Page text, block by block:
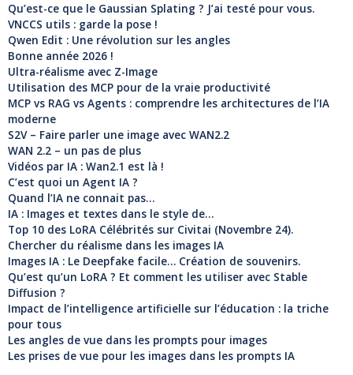
Qu’est-ce que le Gaussian Splating ? J’ai testé pour vous.
VNCCS utils : garde la pose !
Qwen Edit : Une révolution sur les angles
Bonne année 2026 !
Ultra-réalisme avec Z-Image
Utilisation des MCP pour de la vraie productivité
MCP vs RAG vs Agents : comprendre les architectures de l’IA
moderne
S2V – Faire parler une image avec WAN2.2
WAN 2.2 – un pas de plus
Vidéos par IA : Wan2.1 est là !
C’est quoi un Agent IA ?
Quand l’IA ne connait pas…
IA : Images et textes dans le style de…
Top 10 des LoRA Célébrités sur Civitai (Novembre 24).
Chercher du réalisme dans les images IA
Images IA : Le Deepfake facile… Création de souvenirs.
Qu’est qu’un LoRA ? Et comment les utiliser avec Stable
Diffusion ?
Impact de l’intelligence artificielle sur l’éducation : la triche
pour tous
Les angles de vue dans les prompts pour images
Les prises de vue pour les images dans les prompts IA